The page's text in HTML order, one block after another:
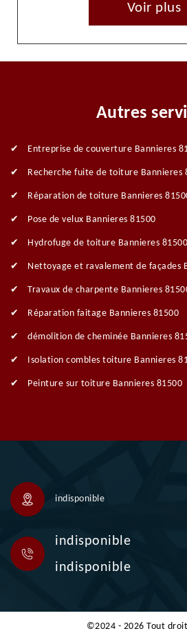
Voir plus
Autres
Entreprise de couverture Bannieres
Recherche fuite de toiture Bannieres
Réparation de toiture Bannieres
Pose de velux Bannieres 81500
Hydrofuge de toiture Bannieres 81500
Nettoyage et ravalement de façades
Travaux de charpente Bannieres
Réparation faitage Bannieres 81500
démolition de cheminée Bannieres
Isolation combles toiture Bannieres
Peinture sur toiture Bannieres 81500
indisponible
indisponible
indisponible
©2024 - 2026 Tout